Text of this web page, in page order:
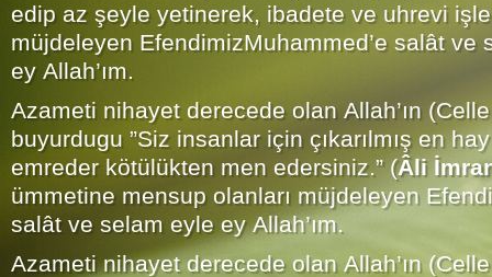
edip az şeyle yetinerek, ibadete ve uhrevi
müjdeleyen EfendimizMuhammed’e salât ve
ey Allah’ım.
Azameti nihayet derecede olan Allah’ın
buyurdugu ”Siz insanlar için çıkarılmış en
emreder kötülükten men edersiniz.” (Âli
ümmetine mensup olanları müjdeleyen
salât ve selam eyle ey Allah’ım.
Azameti nihayet derecede olan Allah’ın